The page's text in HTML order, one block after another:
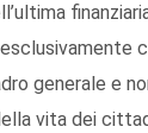
generale e
vita dei